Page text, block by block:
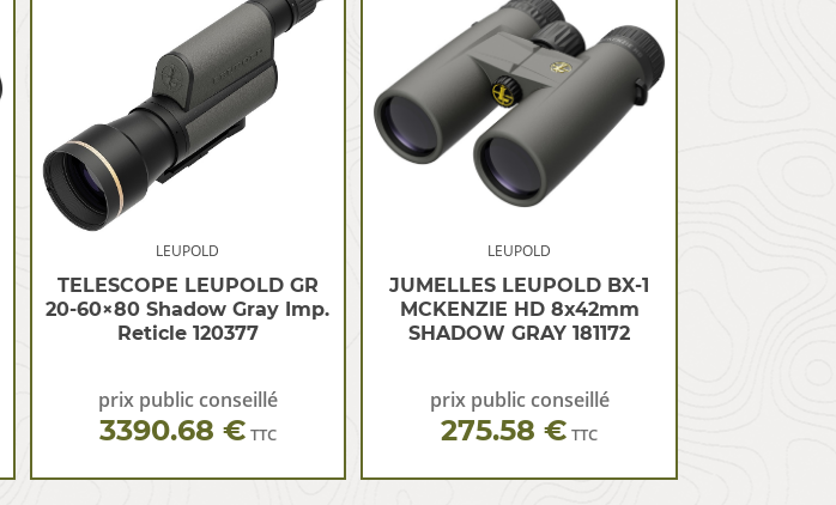
LEUPOLD
TELESCOPE LEUPOLD GR
20-60×80 Shadow Gray Imp.
Reticle 120377
prix public conseillé
3390.68 € TTC
LEUPOLD
JUMELLES LEUPOLD BX-1
MCKENZIE HD 8x42mm
SHADOW GRAY 181172
prix public conseillé
275.58 € TTC